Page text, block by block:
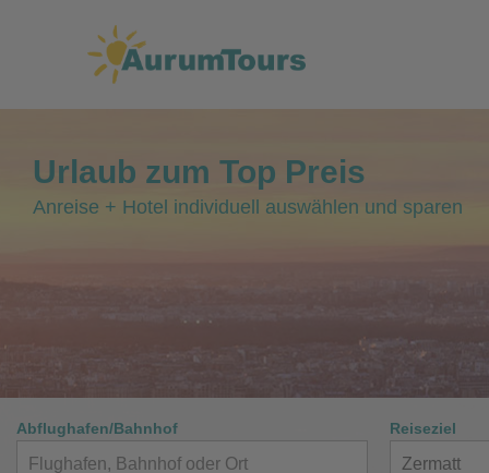
Urlaub zum Top Preis
Anreise + Hotel individuell auswählen und sparen
Abflughafen/Bahnhof Reiseziel